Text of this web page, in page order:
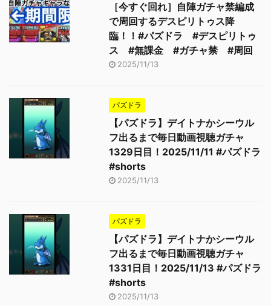
［今すぐ回れ］自陣ガチャ禁編成
で周回するデスピリトゥス降
臨！！#パズドラ #デスピリトゥ
ス #無課金 #ガチャ禁 #周回
2025/11/13
パズドラ
【パズドラ】デイトナかシーウル
フ出るまで毎日動画視聴ガチャ
1329日目！2025/11/11 #パズドラ
#shorts
2025/11/13
パズドラ
【パズドラ】デイトナかシーウル
フ出るまで毎日動画視聴ガチャ
1331日目！2025/11/13 #パズドラ
#shorts
2025/11/13